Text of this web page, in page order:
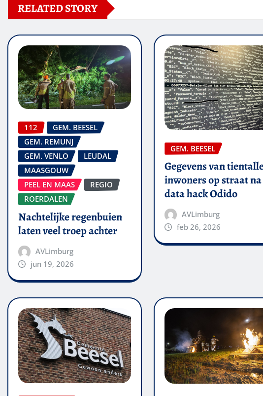
RELATED STORY
112
GEM. BEESEL
GEM. REMUNJ
GEM. VENLO
LEUDAL
MAASGOUW
PEEL EN MAAS
REGIO
ROERDALEN
Nachtelijke regenbuien
laten veel troep achter
AVLimburg
jun 19, 2026
GEM. BEESEL
Gegevens van
inwoners op straat na
data hack Odido
AVLimburg
feb 26, 2026